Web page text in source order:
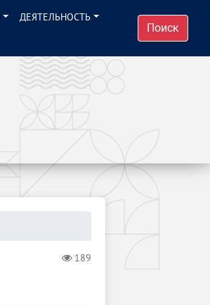
ДЕЯТЕЛЬНОСТЬ
Поиск
189